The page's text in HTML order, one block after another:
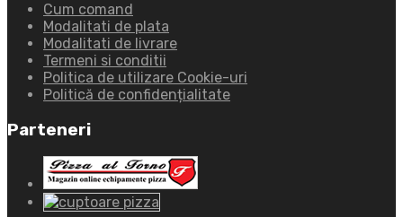
Cum comand
Modalitati de plata
Modalitati de livrare
Termeni si conditii
Politica de utilizare Cookie-uri
Politică de confidențialitate
Parteneri